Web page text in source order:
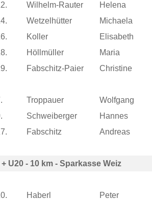
Wilhelm-Rauter Helena
Wetzelhütter Michaela
Koller Elisabeth
Höllmüller Maria
Fabschitz-Paier Christine
Troppauer Wolfgang
Schweiberger Hannes
Fabschitz Andreas
U20 - 10 km - Sparkasse Weiz
Haberl Peter